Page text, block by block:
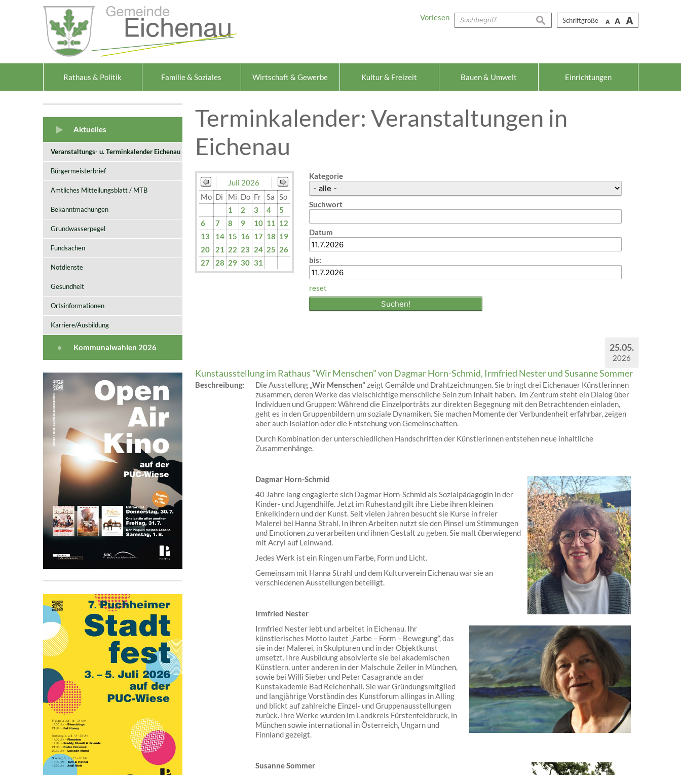
zur Navigationoder zur Startseite springen.
Schriftgröße A A A
suchen
Vorlesen
Rathaus & Politik Familie & Soziales Wirtschaft & Gewerbe Kultur & Freizeit Bauen & Umwelt Einrichtungen
Aktuelles
Veranstaltungs- u. Terminkalender Eichenau
Bürgermeisterbrief
Amtliches Mitteilungsblatt / MTB
Bekanntmachungen
Grundwasserpegel
Fundsachen
Notdienste
Gesundheit
Ortsinformationen
Karriere/Ausbildung
Kommunalwahlen 2026
Terminkalender: Veranstaltungen in
Eichenau
Juli 2026
Mo Di Mi Do Fr Sa So
1
2 3 4
5
6
7 8 9 10 11 12
13
14 15 16 17 18 19
20
21 22 23 24 25 26
27
28 29 30 31
Kategorie
Suchwort
Datum
bis:
reset
25.05.
2026
Kunstausstellung im Rathaus "Wir Menschen" von Dagmar Horn-Schmid, Irmfried Nester und Susanne Sommer
Beschreibung: Die Ausstellung „Wir Menschen“zeigt Gemälde und Drahtzeichnungen. Sie bringt drei Eichenauer Künstlerinnen
zusammen, deren Werke das vielschichtige menschliche Sein zum Inhalt haben. Im Zentrum steht ein Dialog über
Individuen und Gruppen: Während die Einzelporträts zur direkten Begegnung mit den Betrachtenden einladen,
geht es in den Gruppenbildern um soziale Dynamiken. Sie machen Momente der Verbundenheit erfahrbar, zeigen
aber auch Isolation oder die Entstehung von Gemeinschaften.
Durch Kombination der unterschiedlichen Handschriften der Künstlerinnen entstehen neue inhaltliche
Zusammenhänge.
Dagmar Horn-Schmid
40 Jahre lang engagierte sich Dagmar Horn-Schmid als Sozialpädagogin in der
Kinder- und Jugendhilfe. Jetzt im Ruhestand gilt ihre Liebe ihren kleinen
Enkelkindern und der Kunst. Seit vielen Jahren besucht sie Kurse in freier
Malerei bei Hanna Strahl. In ihren Arbeiten nutzt sie den Pinsel um Stimmungen
und Emotionen zu verarbeiten und ihnen Gestalt zu geben. Sie malt überwiegend
mit Acryl auf Leinwand.
Jedes Werk ist ein Ringen um Farbe, Form und Licht.
Gemeinsam mit Hanna Strahl und dem Kulturverein Eichenau war sie an
verschiedenen Ausstellungen beteiligt.
Irmfried Nester
Irmfried Nester lebt und arbeitet in Eichenau. Ihr
künstlerisches Motto lautet „Farbe – Form – Bewegung“, das
sie in der Malerei, in Skulpturen und in der Objektkunst
umsetzt. Ihre Ausbildung absolvierte sie bei akademischen
Künstlern, unter anderen in der Malschule Zeiler in München,
sowie bei Willi Sieber und Peter Casagrande an der
Kunstakademie Bad Reichenhall. Sie war Gründungsmitglied
und langjährige Vorständin des Kunstforum allingas in Alling
und blickt auf zahlreiche Einzel- und Gruppenausstellungen
zurück. Ihre Werke wurden im Landkreis Fürstenfeldbruck, in
München sowie international in Österreich, Ungarn und
Finnland gezeigt.
Susanne Sommer